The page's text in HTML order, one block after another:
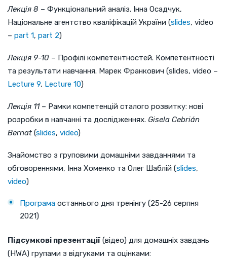
Лекція 8 – Функціональний аналіз. Інна Осадчук,
Національне агентство кваліфікацій України (slides, video
– part 1, part 2)
Лекція 9-10 – Профілі компетентностей. Компетентності
та результати навчання. Марек Франкович (slides, video –
Lecture 9, Lecture 10)
Лекція 11– Рамки компетенцій сталого розвитку: нові
розробки в навчанні та дослідженнях. Gisela Cebrián
Bernat (slides, video)
Знайомство з груповими домашніми завданнями та
обговореннями, Інна Хоменко та Олег Шаблій (slides,
video)
Програма останнього дня тренінгу (25-26 серпня
2021)
Підсумкові презентації (відео) для домашніх завдань
(HWA) групами з відгуками та оцінками: